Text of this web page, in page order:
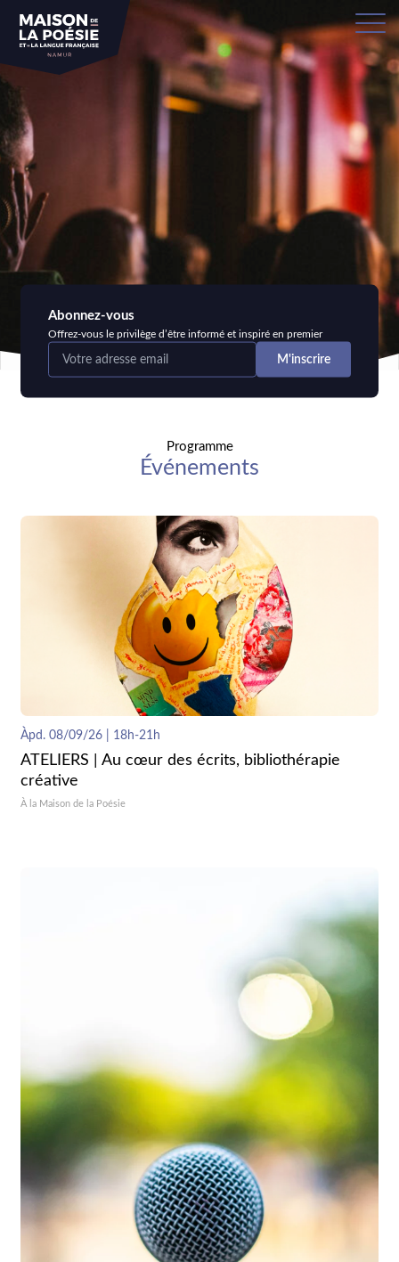
Abonnez-vous
Offrez-vous le privilège d’être informé et inspiré en premier
Programme
Événements
Àpd. 08/09/26 | 18h-21h
ATELIERS | Au cœur des écrits, bibliothérapie
créative
À la Maison de la Poésie